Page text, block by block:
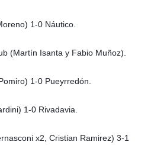
1-0 Náutico.
(Martín Isanta y Fabio Muñoz).
1-0 Pueyrredón.
1-0 Rivadavia.
x2, Cristian Ramirez) 3-1